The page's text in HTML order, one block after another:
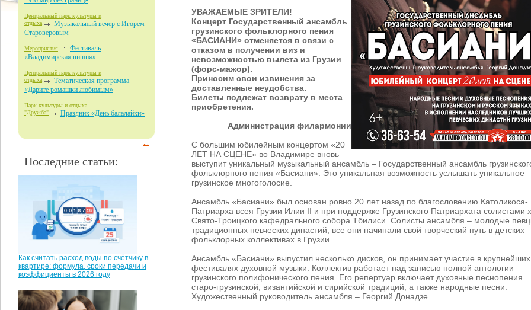
Центральный парк культуры и
отдыха
Музыкальный вечер с Игорем
Староверовым
Мероприятия
Фестиваль
«Владимирская вишня»
Центральный парк культуры и
отдыха
Тематическая программа
«Дарите ромашки любимым»
Парк культуры и отдыха
"Дружба" Праздник «День балалайки»
Последние статьи:
Как считать расход воды по счётчику в
квартире: формула, сроки передачи и
коэффициенты в 2026 году
УВАЖАЕМЫЕ ЗРИТЕЛИ!
Концерт Государственный ансамбль
грузинского фольклорного пения
«БАСИАНИ» отменяется в связи с
отказом в получении виз и
невозможностью вылета из Грузии
(форс-мажор).
Приносим свои извинения за
доставленные неудобства.
Билеты подлежат возврату в места
приобретения.
Администрация филармонии
С большим юбилейным концертом «20
ЛЕТ НА СЦЕНЕ» во Владимире вновь
выступит уникальный музыкальный ансамбль – Государственный ансамбль
фольклорного пения «Басиани». Это уникальная возможность услышать уникальное
грузинское многоголосие.
Ансамбль «Басиани» был основан ровно 20 лет назад по благословению Католикоса-
Патриарха всея Грузии Илии II и при поддержке Грузинского Патриархата солистами
Свято-Троицкого кафедрального собора Тбилиси. Солисты ансамбля – молодые
традиционных певческих династий, все они начинали свой творческий путь в детских
фольклорных коллективах в Грузии.
Ансамбль «Басиани» выпустил несколько дисков, он принимает участие в крупнейших
фестивалях духовной музыки. Коллектив работает над записью полной антологии
грузинского полифонического пения. Его репертуар включает духовные песнопения
старо-грузинской, византийской и сирийской традиций, а также народные песни.
Художественный руководитель ансамбля – Георгий Донадзе.